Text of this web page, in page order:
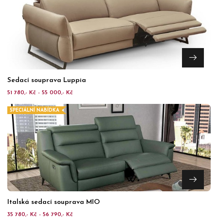
Sedací souprava Luppia
51 780,- Kč - 55 000,- Kč
SPECIÁLNÍ NABÍDKA
Italská sedací souprava MIO
35 780,- Kč - 56 790,- Kč